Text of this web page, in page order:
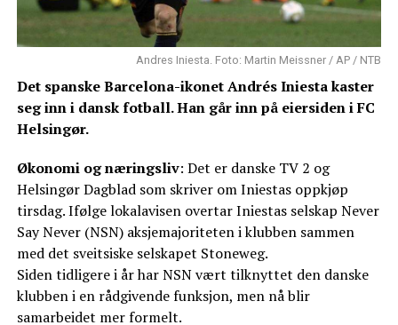
Andres Iniesta. Foto: Martin Meissner / AP / NTB
Det spanske Barcelona-ikonet Andrés Iniesta kaster
seg inn i dansk fotball. Han går inn på eiersiden i FC
Helsingør.
Økonomi og næringsliv: Det er danske TV 2 og
Helsingør Dagblad som skriver om Iniestas oppkjøp
tirsdag. Ifølge lokalavisen overtar Iniestas selskap Never
Say Never (NSN) aksjemajoriteten i klubben sammen
med det sveitsiske selskapet Stoneweg.
Siden tidligere i år har NSN vært tilknyttet den danske
klubben i en rådgivende funksjon, men nå blir
samarbeidet mer formelt.